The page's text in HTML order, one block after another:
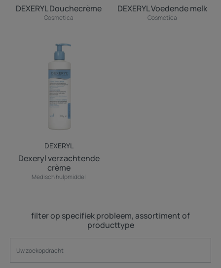
DEXERYL Douchecrème
Cosmetica
DEXERYL Voedende melk
Cosmetica
Dexeryl
verzachtende
crème
DEXERYL
Dexeryl verzachtende
crème
Medisch hulpmiddel
filter op specifiek probleem, assortiment of
producttype